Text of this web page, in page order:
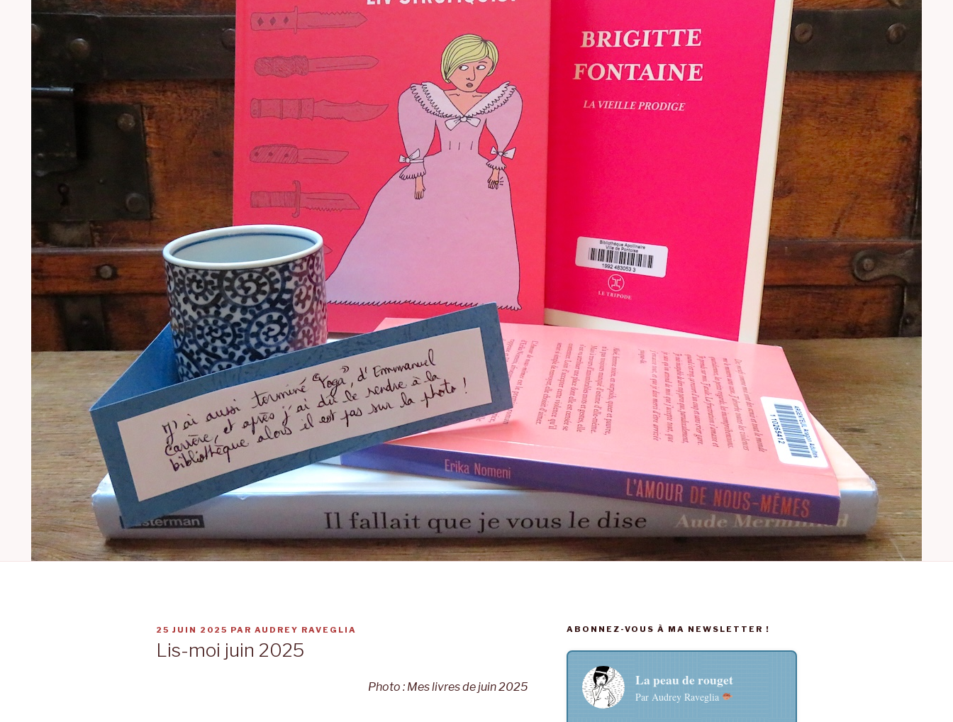
PUBLIÉ
LE
25 JUIN 2025 PAR AUDREY RAVEGLIA
Lis-moi juin 2025
Photo : Mes livres de juin 2025
ABONNEZ-VOUS À MA NEWSLETTER !
La peau de rouget
Par Audrey Raveglia